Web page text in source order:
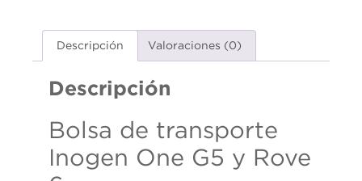
Descripción Valoraciones (0)
Descripción
Bolsa de transporte
Inogen One G5 y Rove